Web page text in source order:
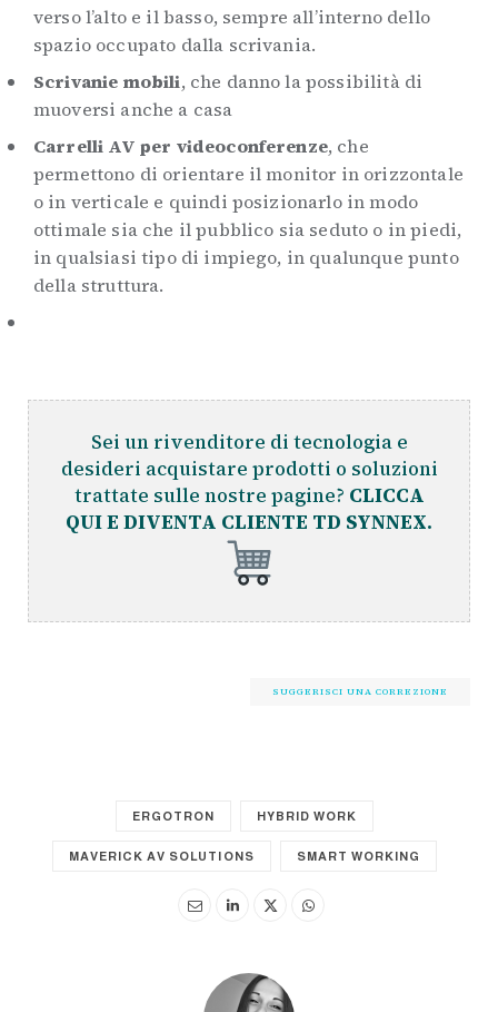
verso l’alto e il basso, sempre all’interno dello
spazio occupato dalla scrivania.
Scrivanie mobili, che danno la possibilità di
muoversi anche a casa
Carrelli AV per videoconferenze, che
permettono di orientare il monitor in orizzontale
o in verticale e quindi posizionarlo in modo
ottimale sia che il pubblico sia seduto o in piedi,
in qualsiasi tipo di impiego, in qualunque punto
della struttura.
Sei un rivenditore di tecnologia e
desideri acquistare prodotti o soluzioni
trattate sulle nostre pagine? CLICCA
QUI E DIVENTA CLIENTE TD SYNNEX.
SUGGERISCI UNA CORREZIONE
ERGOTRON HYBRID WORK
MAVERICK AV SOLUTIONS SMART WORKING